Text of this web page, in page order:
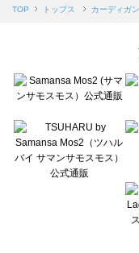
Samansa Mos2 blue（サマン
sō4ū（ソウフォーユー）のカ
Te chichi（テチチ）のカーディ
Te chichi CLASSIC（テチチ ク
Lugnoncure（ルノンキュール
BETTY'S BLUE（べティーズ
Wpc.（ワールドパーティー）
TOP トップス カーディガン